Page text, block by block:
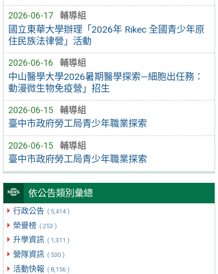
2026-06-17 輔導組
國立東華大學辦理「2026年 Rikec 全國青少年原
住民族法律營」活動
2026-06-16 輔導組
中山醫學大學2026暑期醫學探索—細胞出任務：
動漫微生物免疫營」招生
2026-06-15 輔導組
臺中市政府勞工局青少年職業探索
2026-06-15 輔導組
臺中市政府勞工局青少年職業探索
依公告類別彙總
行政公告 ( 5,414 )
榮譽榜 ( 253 )
升學資訊 ( 1,311 )
營隊資訊 ( 530 )
活動快報 ( 8,156 )